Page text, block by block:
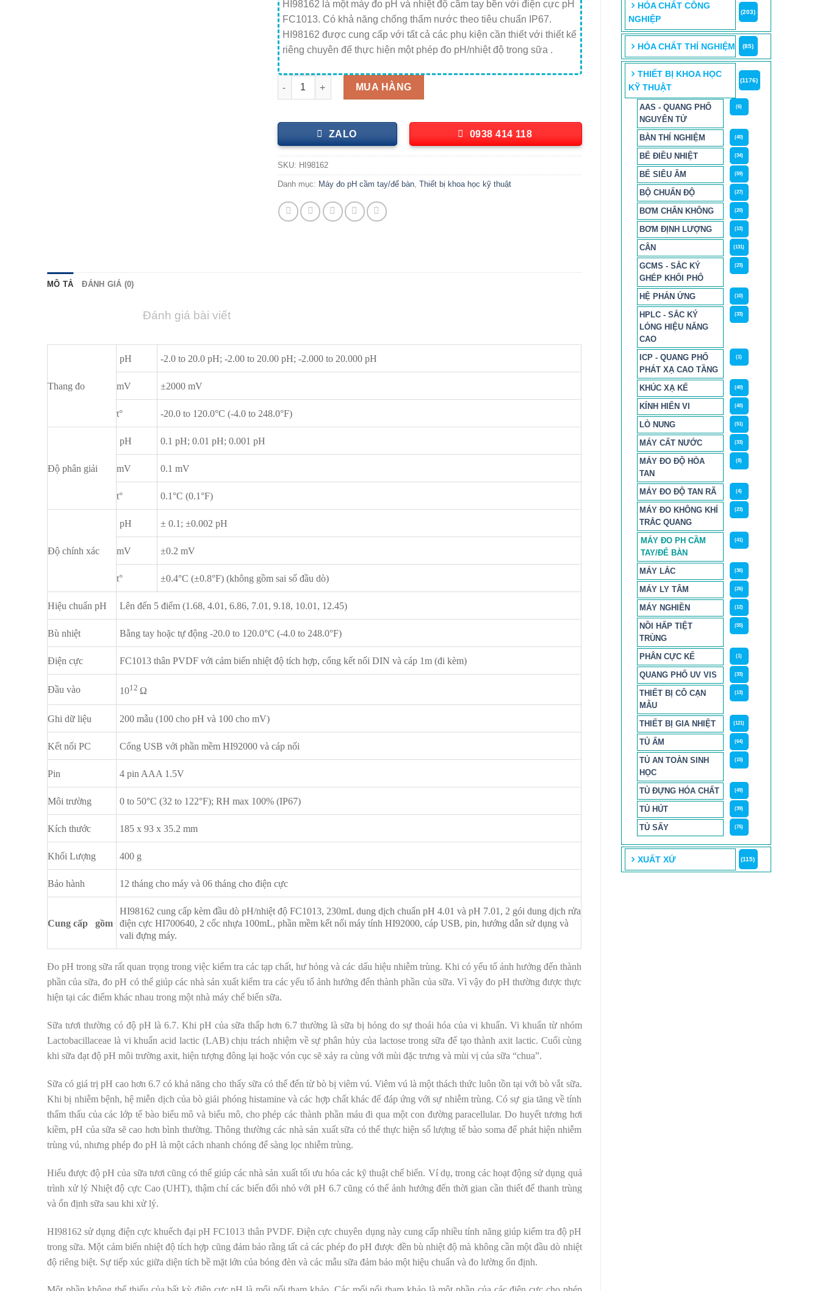
HÓA CHẤT CÔNG
NGHIỆP
(203)
HÓA CHẤT THÍ NGHIỆM (85)
THIẾT BỊ KHOA HỌC
KỸ THUẬT
(1176)
AAS - QUANG PHỔ
NGUYÊN TỬ
(6)
BÀN THÍ NGHIỆM (40)
BỂ ĐIỀU NHIỆT (34)
BỂ SIÊU ÂM (59)
BỘ CHUẨN ĐỘ (27)
BƠM CHÂN KHÔNG (20)
BƠM ĐỊNH LƯỢNG (13)
CÂN (131)
GCMS - SẮC KÝ
GHÉP KHỐI PHỔ
(23)
HỆ PHẢN ỨNG (10)
HPLC - SẮC KÝ
LỎNG HIỆU NĂNG
CAO
(33)
ICP - QUANG PHỔ
PHÁT XẠ CAO TẦNG
(1)
KHÚC XẠ KẾ (40)
KÍNH HIỂN VI (40)
LÒ NUNG (51)
MÁY CẤT NƯỚC (33)
MÁY ĐO ĐỘ HÒA
TAN
(8)
MÁY ĐO ĐỘ TAN RÃ (4)
MÁY ĐO KHÔNG KHÍ
TRẮC QUANG
(23)
MÁY ĐO PH CẦM
TAY/ĐỂ BÀN
(41)
MÁY LẮC (36)
MÁY LY TÂM (26)
MÁY NGHIỀN (12)
NỒI HẤP TIỆT
TRÙNG
(55)
PHÂN CỰC KẾ (1)
QUANG PHỔ UV VIS (33)
THIẾT BỊ CÔ CẠN
MẪU
(13)
THIẾT BỊ GIA NHIỆT (121)
TỦ ẤM (64)
TỦ AN TOÀN SINH
HỌC
(15)
TỦ ĐỰNG HÓA CHẤT (49)
TỦ HÚT (39)
TỦ SẤY (75)
XUẤT XỨ (115)
HI98162 là một máy đo pH và nhiệt độ cầm tay bền với điện cực pH
FC1013. Có khả năng chống thấm nước theo tiêu chuẩn IP67.
HI98162 được cung cấp với tất cả các phụ kiện cần thiết với thiết kế
riêng chuyên để thực hiện một phép đo pH/nhiệt độ trong sữa .
Máy đo pH/Nhiệt Độ Trong Sữa HI98162 số lượng
MUA HÀNG
ZALO 0938 414 118
SKU: HI98162
Danh mục: Máy đo pH cầm tay/để bàn, Thiết bị khoa học kỹ thuật
MÔ TẢ ĐÁNH GIÁ (0)
Đánh giá bài viết
Thang đo
pH -2.0 to 20.0 pH; -2.00 to 20.00 pH; -2.000 to 20.000 pH
mV ±2000 mV
t° -20.0 to 120.0°C (-4.0 to 248.0°F)
Độ phân giải
pH 0.1 pH; 0.01 pH; 0.001 pH
mV 0.1 mV
t° 0.1°C (0.1°F)
Độ chính xác
pH ± 0.1; ±0.002 pH
mV ±0.2 mV
t° ±0.4°C (±0.8°F) (không gồm sai số đầu dò)
Hiệu chuẩn pH Lên đến 5 điểm (1.68, 4.01, 6.86, 7.01, 9.18, 10.01, 12.45)
Bù nhiệt Bằng tay hoặc tự động -20.0 to 120.0°C (-4.0 to 248.0°F)
Điện cực FC1013 thân PVDF với cảm biến nhiệt độ tích hợp, cổng kết nối DIN và cáp 1m (đi kèm)
Đầu vào 1012 Ω
Ghi dữ liệu 200 mẫu (100 cho pH và 100 cho mV)
Kết nối PC Cổng USB với phần mềm HI92000 và cáp nối
Pin 4 pin AAA 1.5V
Môi trường 0 to 50°C (32 to 122°F); RH max 100% (IP67)
Kích thước 185 x 93 x 35.2 mm
Khối Lượng 400 g
Bảo hành 12 tháng cho máy và 06 tháng cho điện cực
Cung cấp gồm
HI98162 cung cấp kèm đầu dò pH/nhiệt độ FC1013, 230mL dung dịch chuẩn pH 4.01 và pH 7.01, 2 gói dung dịch rửa
điện cực HI700640, 2 cốc nhựa 100mL, phần mềm kết nối máy tính HI92000, cáp USB, pin, hướng dẫn sử dụng và
vali đựng máy.
Đo pH trong sữa rất quan trọng trong việc kiểm tra các tạp chất, hư hỏng và các dấu hiệu nhiễm trùng. Khi có yếu tố ảnh hưởng đến thành
phần của sữa, đo pH có thể giúp các nhà sản xuất kiểm tra các yếu tố ảnh hưởng đến thành phần của sữa. Vì vậy đo pH thường được thực
hiện tại các điểm khác nhau trong một nhà máy chế biến sữa.
Sữa tươi thường có độ pH là 6.7. Khi pH của sữa thấp hơn 6.7 thường là sữa bị hỏng do sự thoái hóa của vi khuẩn. Vi khuẩn từ nhóm
Lactobacillaceae là vi khuẩn acid lactic (LAB) chịu trách nhiệm về sự phân hủy của lactose trong sữa để tạo thành axit lactic. Cuối cùng
khi sữa đạt độ pH môi trường axit, hiện tượng đông lại hoặc vón cục sẽ xảy ra cùng với mùi đặc trưng và mùi vị của sữa “chua”.
Sữa có giá trị pH cao hơn 6.7 có khả năng cho thấy sữa có thể đến từ bò bị viêm vú. Viêm vú là một thách thức luôn tồn tại với bò vắt sữa.
Khi bị nhiễm bệnh, hệ miễn dịch của bò giải phóng histamine và các hợp chất khác để đáp ứng với sự nhiễm trùng. Có sự gia tăng về tính
thẩm thấu của các lớp tế bào biểu mô và biểu mô, cho phép các thành phần máu đi qua một con đường paracellular. Do huyết tương hơi
kiềm, pH của sữa sẽ cao hơn bình thường. Thông thường các nhà sản xuất sữa có thể thực hiện số lượng tế bào soma để phát hiện nhiễm
trùng vú, nhưng phép đo pH là một cách nhanh chóng để sàng lọc nhiễm trùng.
Hiểu được độ pH của sữa tươi cũng có thể giúp các nhà sản xuất tối ưu hóa các kỹ thuật chế biến. Ví dụ, trong các hoạt động sử dụng quá
trình xử lý Nhiệt độ cực Cao (UHT), thậm chí các biến đổi nhỏ với pH 6.7 cũng có thể ảnh hưởng đến thời gian cần thiết để thanh trùng
và ổn định sữa sau khi xử lý.
HI98162 sử dụng điện cực khuếch đại pH FC1013 thân PVDF. Điện cực chuyên dụng này cung cấp nhiều tính năng giúp kiểm tra độ pH
trong sữa. Một cảm biến nhiệt độ tích hợp cũng đảm bảo rằng tất cả các phép đo pH được đền bù nhiệt độ mà không cần một đầu dò nhiệt
độ riêng biệt. Sự tiếp xúc giữa diện tích bề mặt lớn của bóng đèn và các mẫu sữa đảm bảo một hiệu chuẩn và đo lường ổn định.